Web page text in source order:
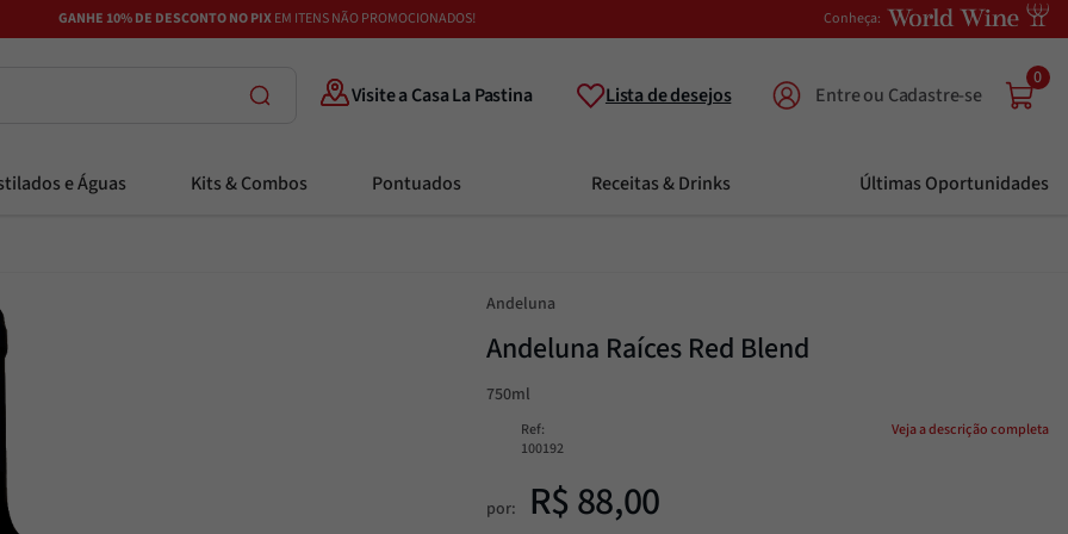
Conheça:
GANHE 10% DE DESCONTO NO PIXEM ITENS NÃO PROMOCIONADOS!
Visite a Casa La Pastina Lista de desejos
0
e Águas Kits & Combos Pontuados Receitas & Drinks Últimas Oportunidades
Andeluna
Andeluna Raíces Red Blend
750ml
Ref:
100192
Veja a descrição completa
por: R$88,00